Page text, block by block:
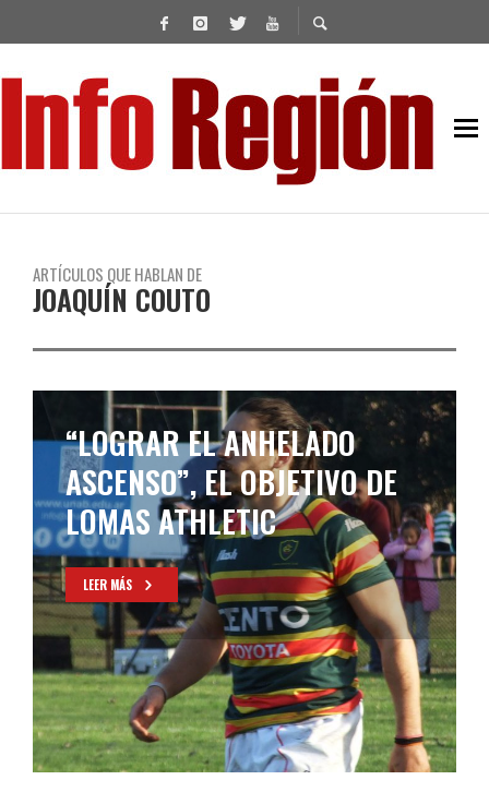
ARTÍCULOS QUE HABLAN DE
JOAQUÍN COUTO
“LOGRAR EL ANHELADO
ASCENSO”, EL OBJETIVO DE
LOMAS ATHLETIC
LEER MÁS